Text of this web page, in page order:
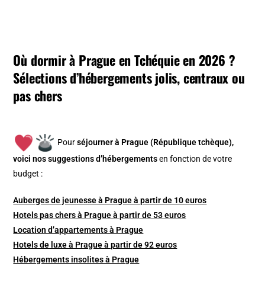
Où dormir à Prague en Tchéquie en 2026 ?
Sélections d’hébergements jolis, centraux ou
pas chers
Pourséjourner à Prague (République tchèque),
voici nos suggestions d’hébergements en fonction de votre
budget :
Auberges de jeunesse à Prague à partir de 10 euros
Hotels pas chers à Prague à partir de 53 euros
Location d’appartements à Prague
Hotels de luxe à Prague à partir de 92 euros
Hébergements insolites à Prague